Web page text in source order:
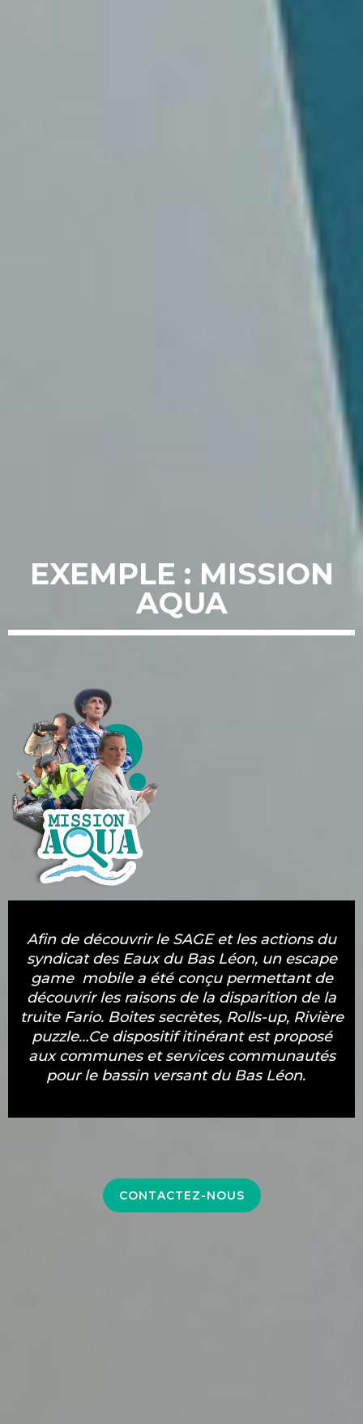
EXEMPLE : MISSION
AQUA
Afin de découvrir le SAGE et les actions du
syndicat des Eaux du Bas Léon, un escape
game mobile a été conçu permettant de
découvrir les raisons de la disparition de la
truite Fario. Boites secrètes, Rolls-up, Rivière
puzzle…Ce dispositif itinérant est proposé
aux communes et services communautés
pour le bassin versant du Bas Léon.
CONTACTEZ-NOUS